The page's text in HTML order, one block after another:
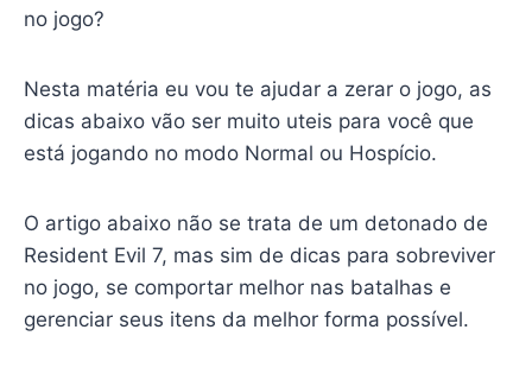
no jogo?
Nesta matéria eu vou te ajudar a zerar o jogo, as
dicas abaixo vão ser muito uteis para você que
está jogando no modo Normal ou Hospício.
O artigo abaixo não se trata de um detonado de
Resident Evil 7, mas sim de dicas para sobreviver
no jogo, se comportar melhor nas batalhas e
gerenciar seus itens da melhor forma possível.